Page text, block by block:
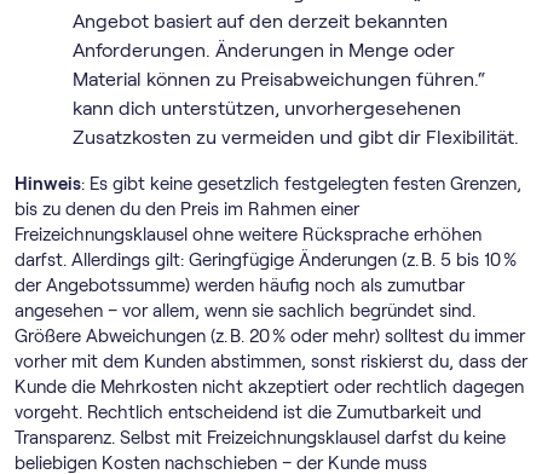
Angebot basiert auf den derzeit bekannten
Anforderungen. Änderungen in Menge oder
Material können zu Preisabweichungen führen.“
kann dich unterstützen, unvorhergesehenen
Zusatzkosten zu vermeiden und gibt dir Flexibilität.
Hinweis: Es gibt keine gesetzlich festgelegten festen Grenzen,
bis zu denen du den Preis im Rahmen einer
Freizeichnungsklausel ohne weitere Rücksprache erhöhen
darfst. Allerdings gilt: Geringfügige Änderungen (z. B. 5 bis 10 %
der Angebotssumme) werden häufig noch als zumutbar
angesehen – vor allem, wenn sie sachlich begründet sind.
Größere Abweichungen (z. B. 20 % oder mehr) solltest du immer
vorher mit dem Kunden abstimmen, sonst riskierst du, dass der
Kunde die Mehrkosten nicht akzeptiert oder rechtlich dagegen
vorgeht. Rechtlich entscheidend ist die Zumutbarkeit und
Transparenz. Selbst mit Freizeichnungsklausel darfst du keine
beliebigen Kosten nachschieben – der Kunde muss